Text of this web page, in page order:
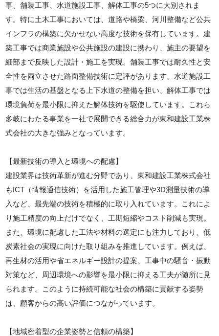
事、舗装工事、水道施設工事、解体工事の5つに大別されま
す。特に土木工事においては、道路や橋梁、河川整備など公共
インフラの構築に欠かせない高度な技術を保有しています。建
築工事では商業施設や公共施設の建設に携わり、施主の要望を
細部まで反映した設計・施工を実現。舗装工事では耐久性と安
全性を両立させた路面整備技術に定評があります。水道施設工
事では生活の基盤となる上下水道の整備を担い、解体工事では
環境負荷を最小限に抑えた解体技術を駆使しています。これら
多岐にわたる事業を一社で展開できる総合力が東和建設工業株
式会社の大きな強みとなっています。
【最新技術の導入と環境への配慮】
建設業界は技術革新が進む分野であり、東和建設工業株式会社
もICT（情報通信技術）を活用した施工管理や3D測量技術の導
入など、最先端の技術を積極的に取り入れています。これによ
り施工精度の向上だけでなく、工期短縮やコスト削減も実現。
また、環境に配慮した工法や材料の選定にも注力しており、低
炭素社会の実現に向けた取り組みを推進しています。例えば、
再生材の活用や省エネルギー設計の提案、工事中の騒音・振動
対策など、周辺環境への影響を最小限に抑える工夫が随所に見
られます。このように持続可能な社会の構築に貢献する姿勢
は、顧客からの高い評価につながっています。
【地域密着型の企業姿勢と信頼の構築】